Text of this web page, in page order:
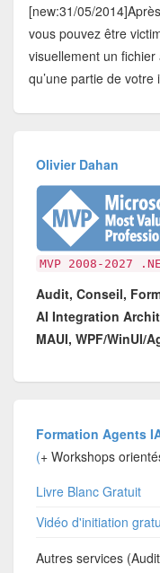
[new:31/05/
vous pouvez être
visuellement un fichier
qu’une partie de
Olivier Dahan
MVP 2008-2027
Audit, Conseil,
AI Integration
MAUI, WPF/WinUI/
Formation Agents
(+ Workshops
Livre Blanc Gratuit
Vidéo d'initiation
Autres services